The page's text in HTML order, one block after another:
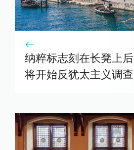
纳粹标志刻在长凳上
将开始反犹太主义调查